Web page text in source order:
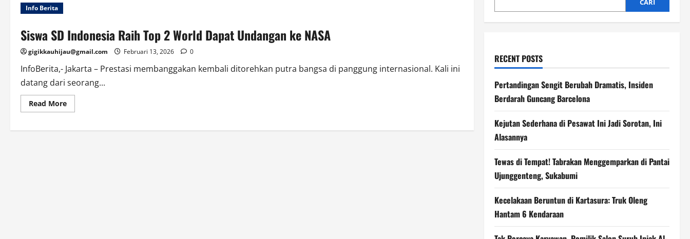
Info Berita
Siswa SD Indonesia Raih Top 2 World Dapat Undangan ke NASA
gigikkauhijau@gmail.com Februari 13, 2026 0
InfoBerita,- Jakarta – Prestasi membanggakan kembali ditorehkan putra bangsa di panggung internasional. Kali ini
datang dari seorang...
Read MoreRead
more
SD
CARI
RECENT POSTS
Pertandingan Sengit Berubah Dramatis, Insiden
Berdarah Guncang Barcelona
Kejutan Sederhana di Pesawat Ini Jadi Sorotan, Ini
Alasannya
Tewas di Tempat! Tabrakan Menggemparkan di Pantai
Ujunggenteng, Sukabumi
Kecelakaan Beruntun di Kartasura: Truk Oleng
Hantam 6 Kendaraan